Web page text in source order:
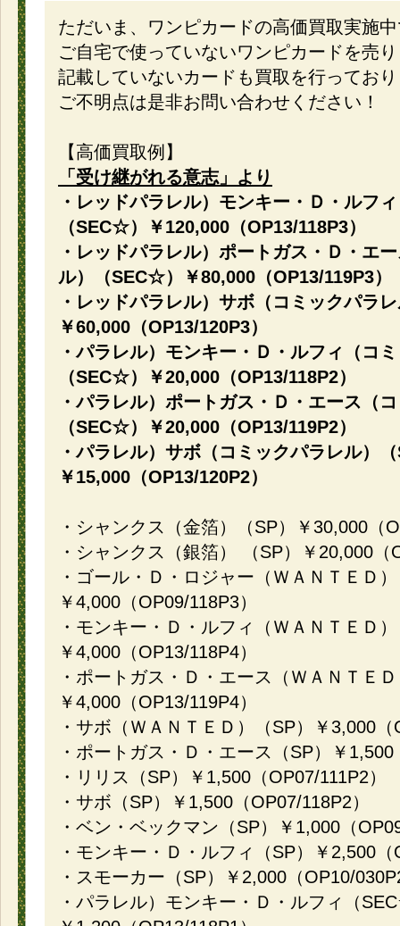
ただいま、ワンピカードの高価買取実施
ご自宅で使っていないワンピカードを売
記載していないカードも買取を行ってお
ご不明点は是非お問い合わせください！
【高価買取例】
「受け継がれる意志」より
・レッドパラレル）モンキー・Ｄ・ルフ
（SEC☆）￥120,000（OP13/118P3）
・レッドパラレル）ポートガス・Ｄ・エ
ル）（SEC☆）￥80,000（OP13/119P3）
・レッドパラレル）サボ（コミックパラ
￥60,000（OP13/120P3）
・パラレル）モンキー・Ｄ・ルフィ（コ
（SEC☆）￥20,000（OP13/118P2）
・パラレル）ポートガス・Ｄ・エース（
（SEC☆）￥20,000（OP13/119P2）
・パラレル）サボ（コミックパラレル）
￥15,000（OP13/120P2）
・シャンクス（金箔）（SP）￥30,000（
・シャンクス（銀箔） （SP）￥20,000（
・ゴール・Ｄ・ロジャー（ＷＡＮＴＥＤ
￥4,000（OP09/118P3）
・モンキー・Ｄ・ルフィ（ＷＡＮＴＥＤ
￥4,000（OP13/118P4）
・ポートガス・Ｄ・エース（ＷＡＮＴＥ
￥4,000（OP13/119P4）
・サボ（ＷＡＮＴＥＤ）（SP）￥3,000
・ポートガス・Ｄ・エース（SP）￥
・リリス（SP）￥1,500（OP07/111P2）
・サボ（SP）￥1,500（OP07/118P2）
・ベン・ベックマン（SP）￥1,000（
・モンキー・Ｄ・ルフィ（SP）￥2,500
・スモーカー（SP）￥2,000（OP10/
・パラレル）モンキー・Ｄ・ルフィ（